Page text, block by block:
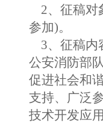
2、征稿对
参加)。
3、征稿内
公安消防部
促进社会和
支持、广泛
技术开发应